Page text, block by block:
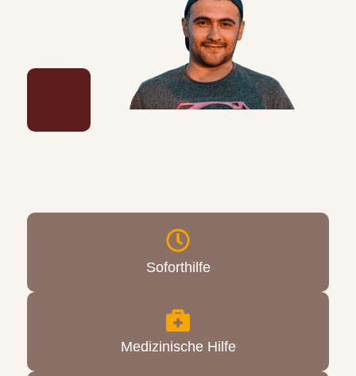
Soforthilfe
Medizinische Hilfe